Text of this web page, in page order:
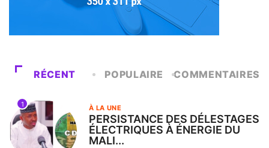
RÉCENT POPULAIRE COMMENTAIRES
1 À LA UNE
PERSISTANCE DES DÉLESTAGES
ÉLECTRIQUES À ÉNERGIE DU
MALI...